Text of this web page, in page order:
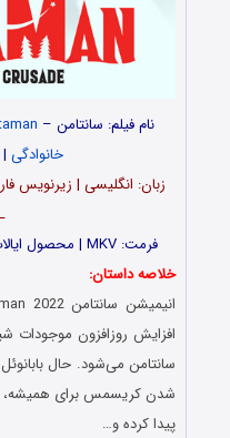
نام فیلم: سانتامن –
خانوادگی |
فرمت: MKV | محصول ایالات متحده آمریکا | امتیاز: 3.2 از 10
خلاصه داستان:
افزایش روزافزون موجودات
سانتامن می‌شود. حال
شدن کریسمس برای همیشه،
پیدا کرده و…